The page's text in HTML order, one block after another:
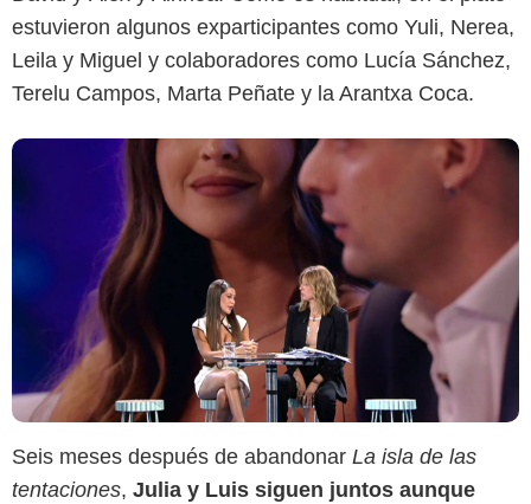
estuvieron algunos exparticipantes como Yuli, Nerea,
Leila y Miguel y colaboradores como Lucía Sánchez,
Terelu Campos, Marta Peñate y la Arantxa Coca.
Seis meses después de abandonar La isla de las
tentaciones, Julia y Luis siguen juntos aunque